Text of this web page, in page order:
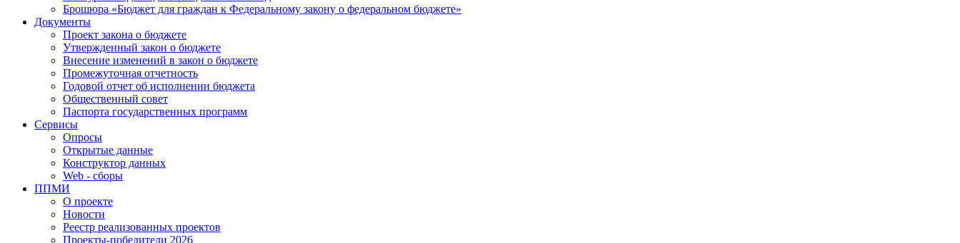
Брошюра «Бюджет для граждан к Федеральному закону о федеральном бюджете»
Документы
Проект закона о бюджете
Утвержденный закон о бюджете
Внесение изменений в закон о бюджете
Промежуточная отчетность
Годовой отчет об исполнении бюджета
Общественный совет
Паспорта государственных программ
Сервисы
Опросы
Открытые данные
Конструктор данных
Web - сборы
ППМИ
О проекте
Новости
Реестр реализованных проектов
Проекты-победители 2026